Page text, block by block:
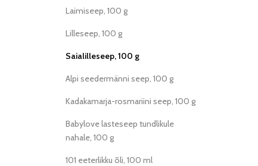
Laimiseep, 100 g
Lilleseep, 100 g
Saialilleseep, 100 g
Alpi seedermänni seep, 100 g
Kadakamarja-rosmariini seep, 100 g
Babylove lasteseep tundlikule
nahale, 100 g
101 eeterlikku õli, 100 ml